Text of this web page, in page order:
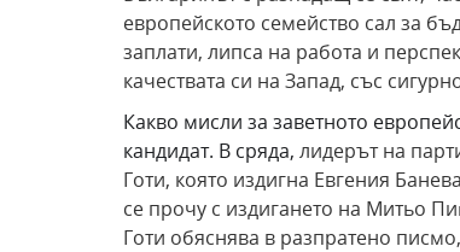
европейското семейство сал за
заплати, липса на работа и
качествата си на Запад, със
Какво мисли за заветното
кандидат. В сряда, лидерът на
Готи, която издигна Евгения
се прочу с издигането на Митьо
Готи обяснява в разпратено